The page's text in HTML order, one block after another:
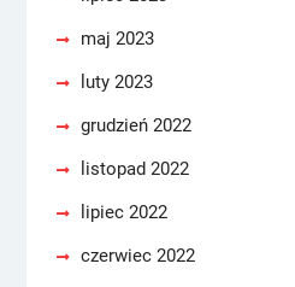
maj 2023
luty 2023
grudzień 2022
listopad 2022
lipiec 2022
czerwiec 2022